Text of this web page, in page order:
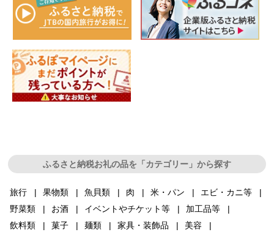
ふるさと納税お礼の品を「カテゴリー」から探す
旅行 果物類 魚貝類 肉 米・パン
エビ・カニ等
野菜類
お酒 イベントやチケット等
加工品等
飲料類
菓子 麺類 家具・装飾品
美容